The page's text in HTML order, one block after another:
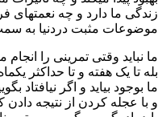
زندگی ما دارد و چه نعمتهای
موضوعات مثبت دردنیا به
ما نباید وقتی تمرینی را
بله تا یک هفته و تا حداکثر
ما بوجود بیاید و اگر نیافتاد
و با عجله کردن از نتیجه دادن